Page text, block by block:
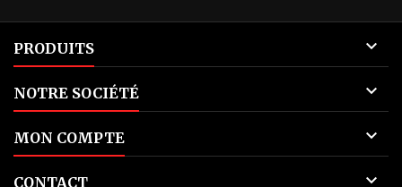
PRODUITS 
NOTRE SOCIÉTÉ 
MON COMPTE 
CONTACT 